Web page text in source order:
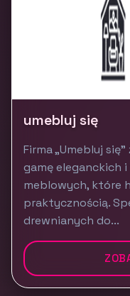
umebluj się
Firma „Umebluj
gamę eleganckich
meblowych, które
praktycznością.
drewnianych do...